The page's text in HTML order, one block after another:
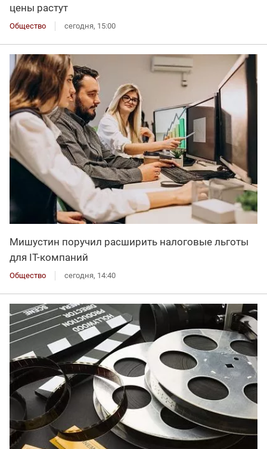
цены растут
Общество сегодня, 15:00
Мишустин поручил расширить налоговые льготы
для IT-компаний
Общество сегодня, 14:40